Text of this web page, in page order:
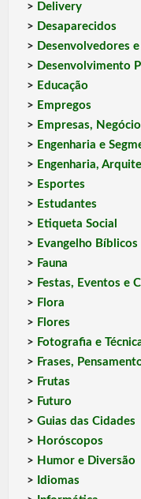
> Delivery
> Desaparecidos
> Desenvolvedores
> Desenvolvimento
> Educação
> Empregos
> Empresas,
> Engenharia e
> Engenharia,
> Esportes
> Estudantes
> Etiqueta Social
> Evangelho Bíblicos
> Fauna
> Festas, Eventos e
> Flora
> Flores
> Fotografia e
> Frases,
> Frutas
> Futuro
> Guias das Cidades
> Horóscopos
> Humor e Diversão
> Idiomas